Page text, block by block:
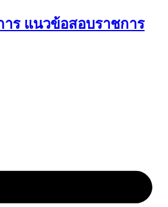
าร แนวข้อสอบราชการ